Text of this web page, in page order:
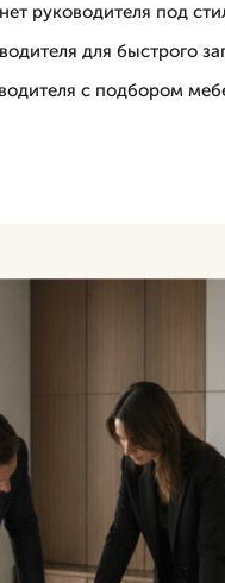
руководителя под
для быстрого
с подбором